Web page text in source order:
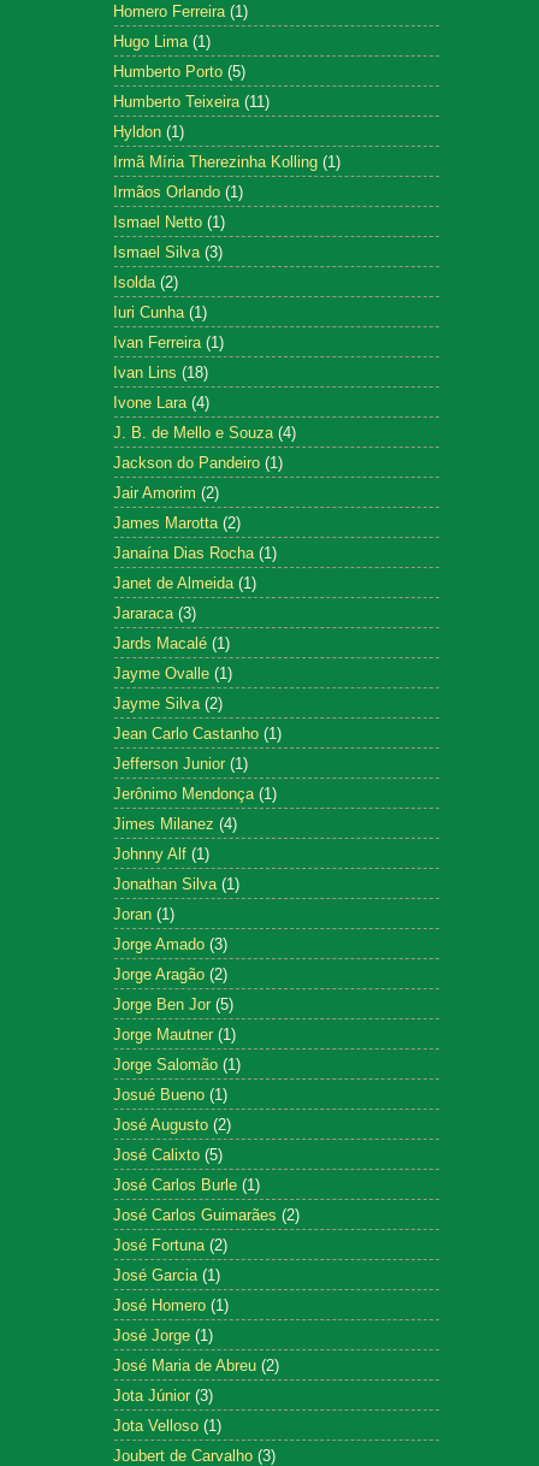
Homero Ferreira (1)
Hugo Lima (1)
Humberto Porto (5)
Humberto Teixeira (11)
Hyldon (1)
Irmã Míria Therezinha Kolling (1)
Irmãos Orlando (1)
Ismael Netto (1)
Ismael Silva (3)
Isolda (2)
Iuri Cunha (1)
Ivan Ferreira (1)
Ivan Lins (18)
Ivone Lara (4)
J. B. de Mello e Souza (4)
Jackson do Pandeiro (1)
Jair Amorim (2)
James Marotta (2)
Janaína Dias Rocha (1)
Janet de Almeida (1)
Jararaca (3)
Jards Macalé (1)
Jayme Ovalle (1)
Jayme Silva (2)
Jean Carlo Castanho (1)
Jefferson Junior (1)
Jerônimo Mendonça (1)
Jimes Milanez (4)
Johnny Alf (1)
Jonathan Silva (1)
Joran (1)
Jorge Amado (3)
Jorge Aragão (2)
Jorge Ben Jor (5)
Jorge Mautner (1)
Jorge Salomão (1)
Josué Bueno (1)
José Augusto (2)
José Calixto (5)
José Carlos Burle (1)
José Carlos Guimarães (2)
José Fortuna (2)
José Garcia (1)
José Homero (1)
José Jorge (1)
José Maria de Abreu (2)
Jota Júnior (3)
Jota Velloso (1)
Joubert de Carvalho (3)